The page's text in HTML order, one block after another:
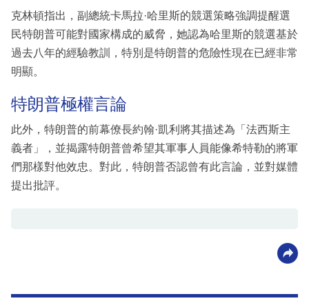
克林頓指出，副總統卡馬拉·哈里斯的競選策略強調提醒選
民特朗普可能對國家構成的威脅，她認為哈里斯的競選基於
過去八年的經驗教訓，特別是特朗普的危險性現在已經非常
明顯。
特朗普極權言論
此外，特朗普的前幕僚長約翰·凱利將其描述為「法西斯主
義者」，並揭露特朗普曾希望其軍事人員能像希特勒的將軍
們那樣對他效忠。對此，特朗普否認曾有此言論，並對媒體
提出批評。